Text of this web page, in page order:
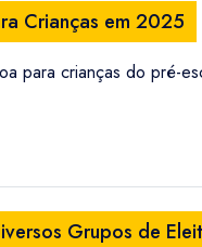
Crianças em 2025
para crianças do pré-
Grupos de